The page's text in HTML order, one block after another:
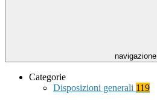
navigazione
Categorie
Disposizioni generali 119